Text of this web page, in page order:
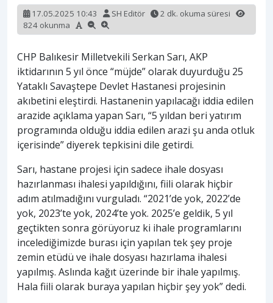
17.05.2025 10:43 SH Editör
2 dk. okuma süresi
824 okunma
CHP Balıkesir Milletvekili Serkan Sarı, AKP
iktidarının 5 yıl önce “müjde” olarak duyurduğu 25
Yataklı Savaştepe Devlet Hastanesi projesinin
akıbetini eleştirdi. Hastanenin yapılacağı iddia edilen
arazide açıklama yapan Sarı, “5 yıldan beri yatırım
programında olduğu iddia edilen arazi şu anda otluk
içerisinde” diyerek tepkisini dile getirdi.
Sarı, hastane projesi için sadece ihale dosyası
hazırlanması ihalesi yapıldığını, fiili olarak hiçbir
adım atılmadığını vurguladı. “2021’de yok, 2022’de
yok, 2023’te yok, 2024’te yok. 2025’e geldik, 5 yıl
geçtikten sonra görüyoruz ki ihale programlarını
incelediğimizde burası için yapılan tek şey proje
zemin etüdü ve ihale dosyası hazırlama ihalesi
yapılmış. Aslında kağıt üzerinde bir ihale yapılmış.
Hala fiili olarak buraya yapılan hiçbir şey yok” dedi.